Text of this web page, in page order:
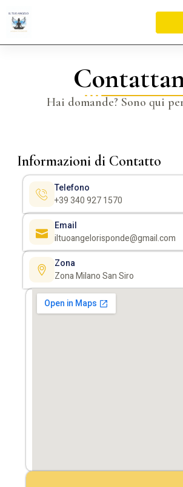
Hai domande? Sono qui
Informazioni di Contatto
Telefono
+39 340 927 1570
Email
iltuoangelorisponde@gmail.com
Zona
Zona Milano San Siro